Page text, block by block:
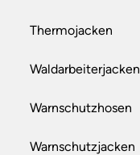
Thermojacken
Waldarbeiterjacken
Warnschutzhosen
Warnschutzjacken